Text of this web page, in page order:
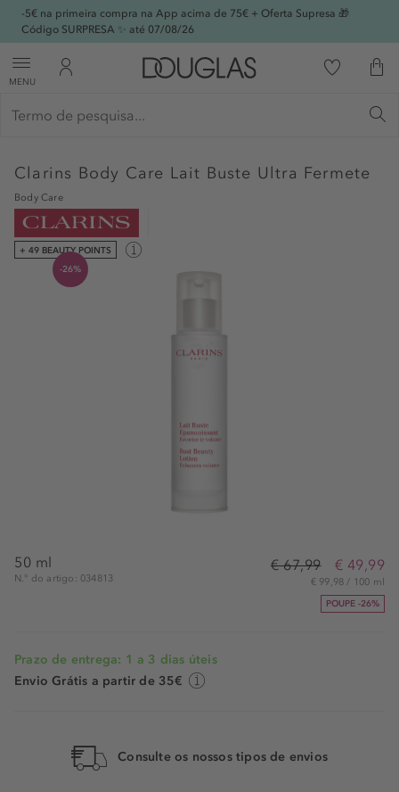
-5€ na primeira compra na App acima de 75€ + Oferta Supresa 🎁
Código SURPRESA ✨ até 07/08/26
MENU
Clarins Body Care Lait Buste Ultra Fermete
Body Care
+ 49 BEAUTY POINTS
-26%
50 ml
N.° do artigo: 034813
€ 67,99 € 49,99
€ 99,98 / 100 ml
POUPE -26%
Prazo de entrega: 1 a 3 dias úteis
Envio Grátis a partir de 35€
Consulte os nossos tipos de envios